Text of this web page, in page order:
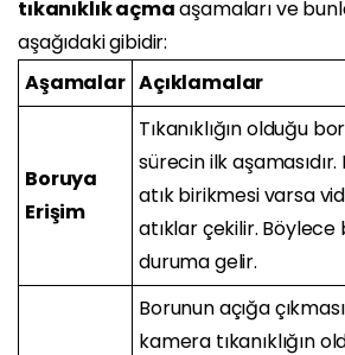
tıkanıklık açmaaşamaları ve
aşağıdaki gibidir:
Aşamalar Açıklamalar
Boruya
Erişim
Tıkanıklığın olduğu
sürecin ilk aşamasıdır.
atık birikmesi varsa
atıklar çekilir.
duruma gelir.
Borunun açığa
kamera tıkanıklığın